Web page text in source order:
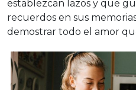
establezcan lazos y que
recuerdos en sus
demostrar todo el amor